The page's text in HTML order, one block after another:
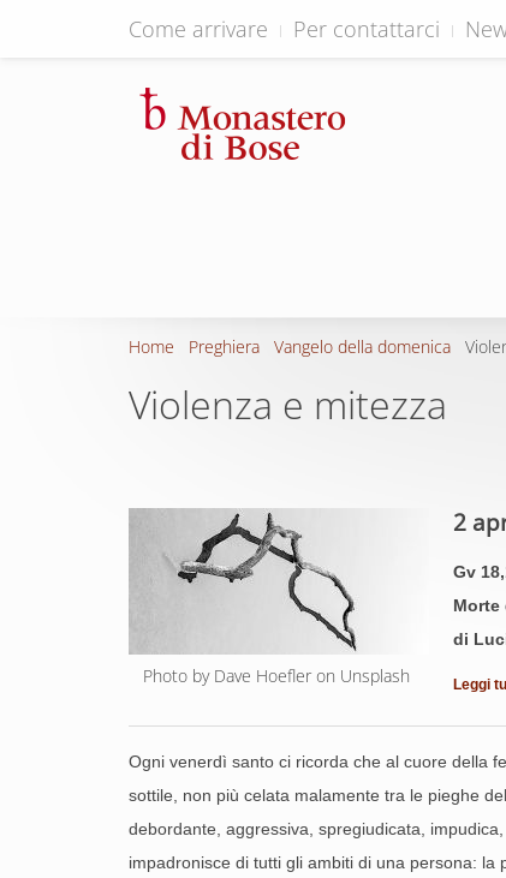
Come arrivare Per contattarci
Home Preghiera Vangelo della domenica
Violenza e mitezza
Photo by Dave Hoefler on Unsplash
2
Gv
Morte
di
Leggi
Ogni venerdì santo ci ricorda che al cuore della
sottile, non più celata malamente tra le pieghe
debordante, aggressiva, spregiudicata,
impadronisce di tutti gli ambiti di una persona: